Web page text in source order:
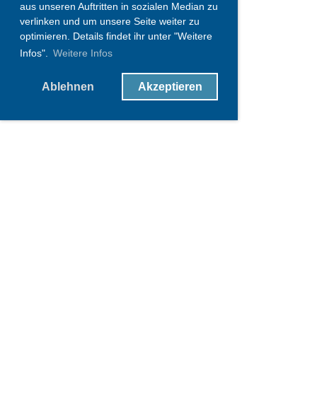
aus unseren Auftritten in sozialen Median zu
verlinken und um unsere Seite weiter zu
optimieren. Details findet ihr unter "Weitere
Infos". Weitere Infos
Ablehnen Akzeptieren